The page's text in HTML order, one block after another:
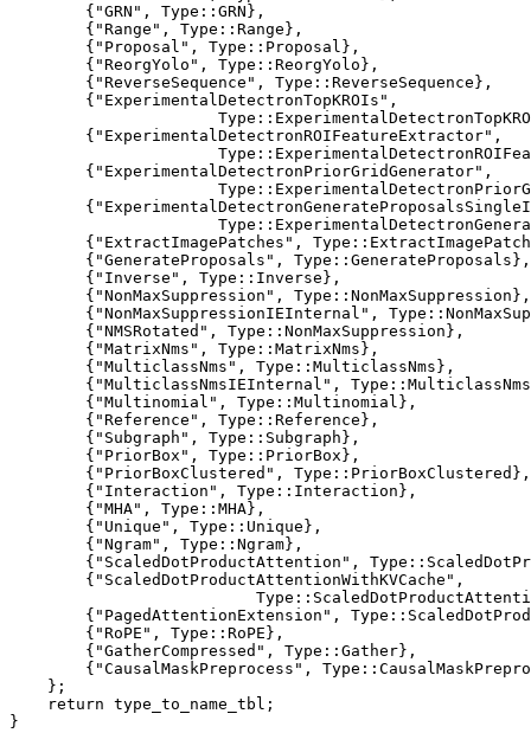
        {"GRN", Type::GRN},
        {"Range", Type::Range},
        {"Proposal", Type::Proposal},
        {"ReorgYolo", Type::ReorgYolo},
        {"ReverseSequence", Type::ReverseSequence},
        {"ExperimentalDetectronTopKROIs",
        {"ExperimentalDetectronROIFeatureExtractor",
        {"ExperimentalDetectronPriorGridGenerator",
{"ExtractImagePatches",
        {"GenerateProposals", Type::GenerateProposals},
        {"Inverse", Type::Inverse},
        {"NonMaxSuppression", Type::NonMaxSuppression},
{"NonMaxSuppressionIEInternal",
        {"NMSRotated", Type::NonMaxSuppression},
        {"MatrixNms", Type::MatrixNms},
        {"MulticlassNms", Type::MulticlassNms},
{"MulticlassNmsIEInternal",
        {"Multinomial", Type::Multinomial},
        {"Reference", Type::Reference},
        {"Subgraph", Type::Subgraph},
        {"PriorBox", Type::PriorBox},
        {"PriorBoxClustered", Type::PriorBoxClustered},
        {"Interaction", Type::Interaction},
        {"MHA", Type::MHA},
        {"Unique", Type::Unique},
        {"Ngram", Type::Ngram},
{"ScaledDotProductAttention",
        {"ScaledDotProductAttentionWithKVCache",
{"PagedAttentionExtension",
        {"RoPE", Type::RoPE},
        {"GatherCompressed", Type::Gather},
{"CausalMaskPreprocess",
    };
    return type_to_name_tbl;
}